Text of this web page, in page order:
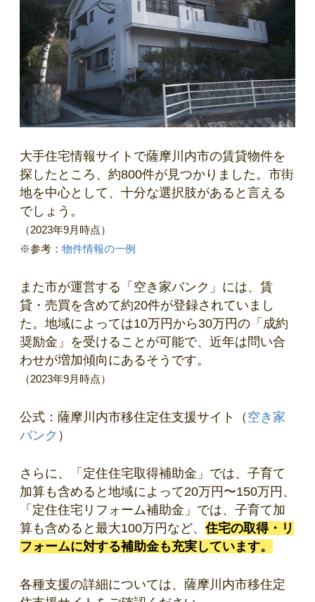
大手住宅情報サイトで薩摩川内市の賃貸物件を
探したところ、約800件が見つかりました。市街
地を中心として、十分な選択肢があると言える
でしょう。
（2023年9月時点）
※参考： 物件情報の一例
また市が運営する「空き家バンク」には、賃
貸・売買を含めて約20件が登録されていまし
た。地域によっては10万円から30万円の「成約
奨励金」を受けることが可能で、近年は問い合
わせが増加傾向にあるそうです。
（2023年9月時点）
公式：薩摩川内市移住定住支援サイト（ 空き家
バンク ）
さらに、「定住住宅取得補助金」では、子育て
加算も含めると地域によって20万円〜150万円、
「定住住宅リフォーム補助金」では、子育て加
算も含めると最大100万円など、住宅の取得・リ
フォームに対する補助金も充実しています。
各種支援の詳細については、薩摩川内市移住定